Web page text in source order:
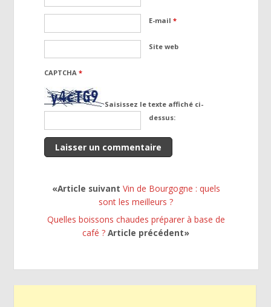
E-mail*
Site web
CAPTCHA*
Saisissez le texte affiché ci-
dessus:
«Article suivant Vin de Bourgogne : quels
sont les meilleurs ?
Quelles boissons chaudes préparer à base de
café ? Article précédent»